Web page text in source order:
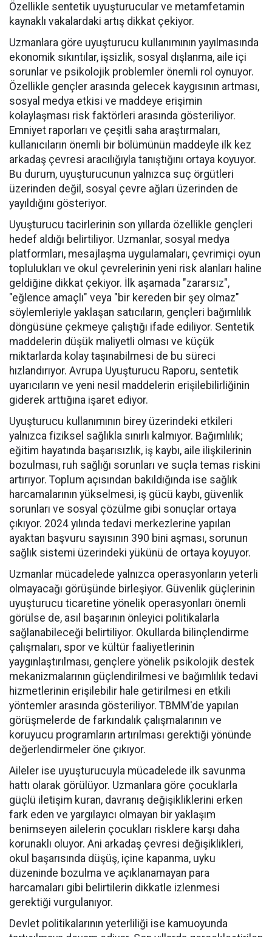
Özellikle sentetik uyuşturucular ve metamfetamin
kaynaklı vakalardaki artış dikkat çekiyor.
Uzmanlara göre uyuşturucu kullanımının yayılmasında
ekonomik sıkıntılar, işsizlik, sosyal dışlanma, aile içi
sorunlar ve psikolojik problemler önemli rol oynuyor.
Özellikle gençler arasında gelecek kaygısının artması,
sosyal medya etkisi ve maddeye erişimin
kolaylaşması risk faktörleri arasında gösteriliyor.
Emniyet raporları ve çeşitli saha araştırmaları,
kullanıcıların önemli bir bölümünün maddeyle ilk kez
arkadaş çevresi aracılığıyla tanıştığını ortaya koyuyor.
Bu durum, uyuşturucunun yalnızca suç örgütleri
üzerinden değil, sosyal çevre ağları üzerinden de
yayıldığını gösteriyor.
Uyuşturucu tacirlerinin son yıllarda özellikle gençleri
hedef aldığı belirtiliyor. Uzmanlar, sosyal medya
platformları, mesajlaşma uygulamaları, çevrimiçi oyun
toplulukları ve okul çevrelerinin yeni risk alanları haline
geldiğine dikkat çekiyor. İlk aşamada "zararsız",
"eğlence amaçlı" veya "bir kereden bir şey olmaz"
söylemleriyle yaklaşan satıcıların, gençleri bağımlılık
döngüsüne çekmeye çalıştığı ifade ediliyor. Sentetik
maddelerin düşük maliyetli olması ve küçük
miktarlarda kolay taşınabilmesi de bu süreci
hızlandırıyor. Avrupa Uyuşturucu Raporu, sentetik
uyarıcıların ve yeni nesil maddelerin erişilebilirliğinin
giderek arttığına işaret ediyor.
Uyuşturucu kullanımının birey üzerindeki etkileri
yalnızca fiziksel sağlıkla sınırlı kalmıyor. Bağımlılık;
eğitim hayatında başarısızlık, iş kaybı, aile ilişkilerinin
bozulması, ruh sağlığı sorunları ve suçla temas riskini
artırıyor. Toplum açısından bakıldığında ise sağlık
harcamalarının yükselmesi, iş gücü kaybı, güvenlik
sorunları ve sosyal çözülme gibi sonuçlar ortaya
çıkıyor. 2024 yılında tedavi merkezlerine yapılan
ayaktan başvuru sayısının 390 bini aşması, sorunun
sağlık sistemi üzerindeki yükünü de ortaya koyuyor.
Uzmanlar mücadelede yalnızca operasyonların yeterli
olmayacağı görüşünde birleşiyor. Güvenlik güçlerinin
uyuşturucu ticaretine yönelik operasyonları önemli
görülse de, asıl başarının önleyici politikalarla
sağlanabileceği belirtiliyor. Okullarda bilinçlendirme
çalışmaları, spor ve kültür faaliyetlerinin
yaygınlaştırılması, gençlere yönelik psikolojik destek
mekanizmalarının güçlendirilmesi ve bağımlılık tedavi
hizmetlerinin erişilebilir hale getirilmesi en etkili
yöntemler arasında gösteriliyor. TBMM'de yapılan
görüşmelerde de farkındalık çalışmalarının ve
koruyucu programların artırılması gerektiği yönünde
değerlendirmeler öne çıkıyor.
Aileler ise uyuşturucuyla mücadelede ilk savunma
hattı olarak görülüyor. Uzmanlara göre çocuklarla
güçlü iletişim kuran, davranış değişikliklerini erken
fark eden ve yargılayıcı olmayan bir yaklaşım
benimseyen ailelerin çocukları risklere karşı daha
korunaklı oluyor. Ani arkadaş çevresi değişiklikleri,
okul başarısında düşüş, içine kapanma, uyku
düzeninde bozulma ve açıklanamayan para
harcamaları gibi belirtilerin dikkatle izlenmesi
gerektiği vurgulanıyor.
Devlet politikalarının yeterliliği ise kamuoyunda